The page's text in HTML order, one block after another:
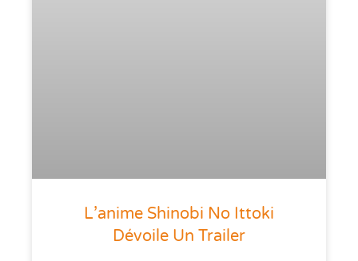
L’anime Shinobi No Ittoki
Dévoile Un Trailer